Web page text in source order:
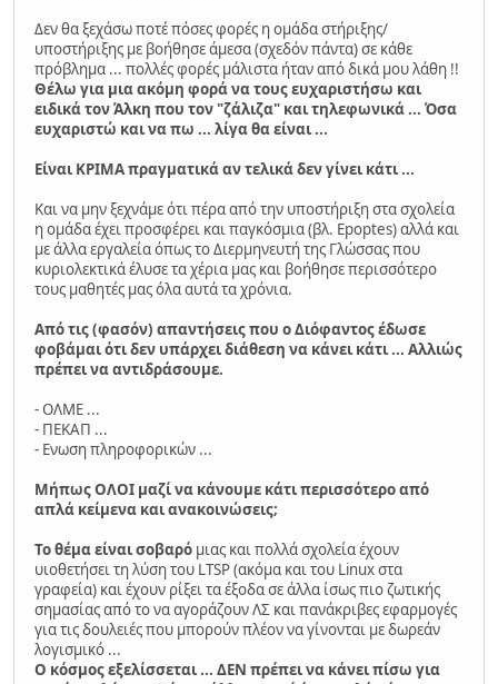
Δεν θα ξεχάσω ποτέ πόσες φορές η ομάδα στήριξης/
υποστήριξης με βοήθησε άμεσα (σχεδόν πάντα) σε κάθε
πρόβλημα ... πολλές φορές μάλιστα ήταν από δικά μου λάθη !!
Θέλω για μια ακόμη φορά να τους ευχαριστήσω και
ειδικά τον Άλκη που τον "ζάλιζα" και τηλεφωνικά ... Όσα
ευχαριστώ και να πω ... λίγα θα είναι ...
Είναι ΚΡΙΜΑ πραγματικά αν τελικά δεν γίνει κάτι ...
Και να μην ξεχνάμε ότι πέρα από την υποστήριξη στα σχολεία
η ομάδα έχει προσφέρει και παγκόσμια (βλ. Epoptes) αλλά και
με άλλα εργαλεία όπως το Διερμηνευτή της Γλώσσας που
κυριολεκτικά έλυσε τα χέρια μας και βοήθησε περισσότερο
τους μαθητές μας όλα αυτά τα χρόνια.
Από τις (φασόν) απαντήσεις που ο Διόφαντος έδωσε
φοβάμαι ότι δεν υπάρχει διάθεση να κάνει κάτι ... Αλλιώς
πρέπει να αντιδράσουμε.
- ΟΛΜΕ ...
- ΠΕΚΑΠ ...
- Ενωση πληροφορικών ...
Μήπως ΟΛΟΙ μαζί να κάνουμε κάτι περισσότερο από
απλά κείμενα και ανακοινώσεις;
Το θέμα είναι σοβαρό μιας και πολλά σχολεία έχουν
υιοθετήσει τη λύση του LTSP (ακόμα και του Linux στα
γραφεία) και έχουν ρίξει τα έξοδα σε άλλα ίσως πιο ζωτικής
σημασίας από το να αγοράζουν ΛΣ και πανάκριβες εφαρμογές
για τις δουλειές που μπορούν πλέον να γίνονται με δωρεάν
λογισμικό ...
Ο κόσμος εξελίσσεται ... ΔΕΝ πρέπει να κάνει πίσω για